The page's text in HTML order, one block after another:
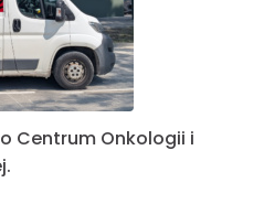
Centrum Onkologii i